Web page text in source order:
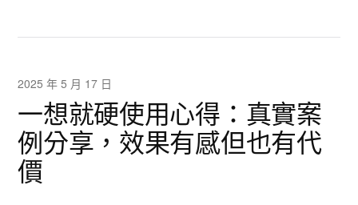
2025 年 5 月 17 日
一想就硬使用心得：真實案
例分享，效果有感但也有代
價